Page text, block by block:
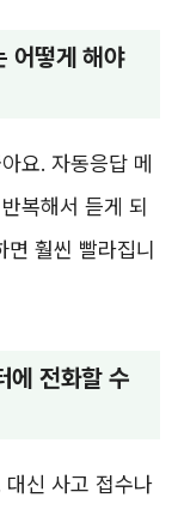
어떻게 해야
요. 자동응답 메
복해서 듣게 되
면 훨씬 빨라집니
에 전화할 수
신 사고 접수나